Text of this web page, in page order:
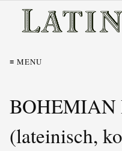
≡ MENU
BOHEMIAN
(lateinisch,